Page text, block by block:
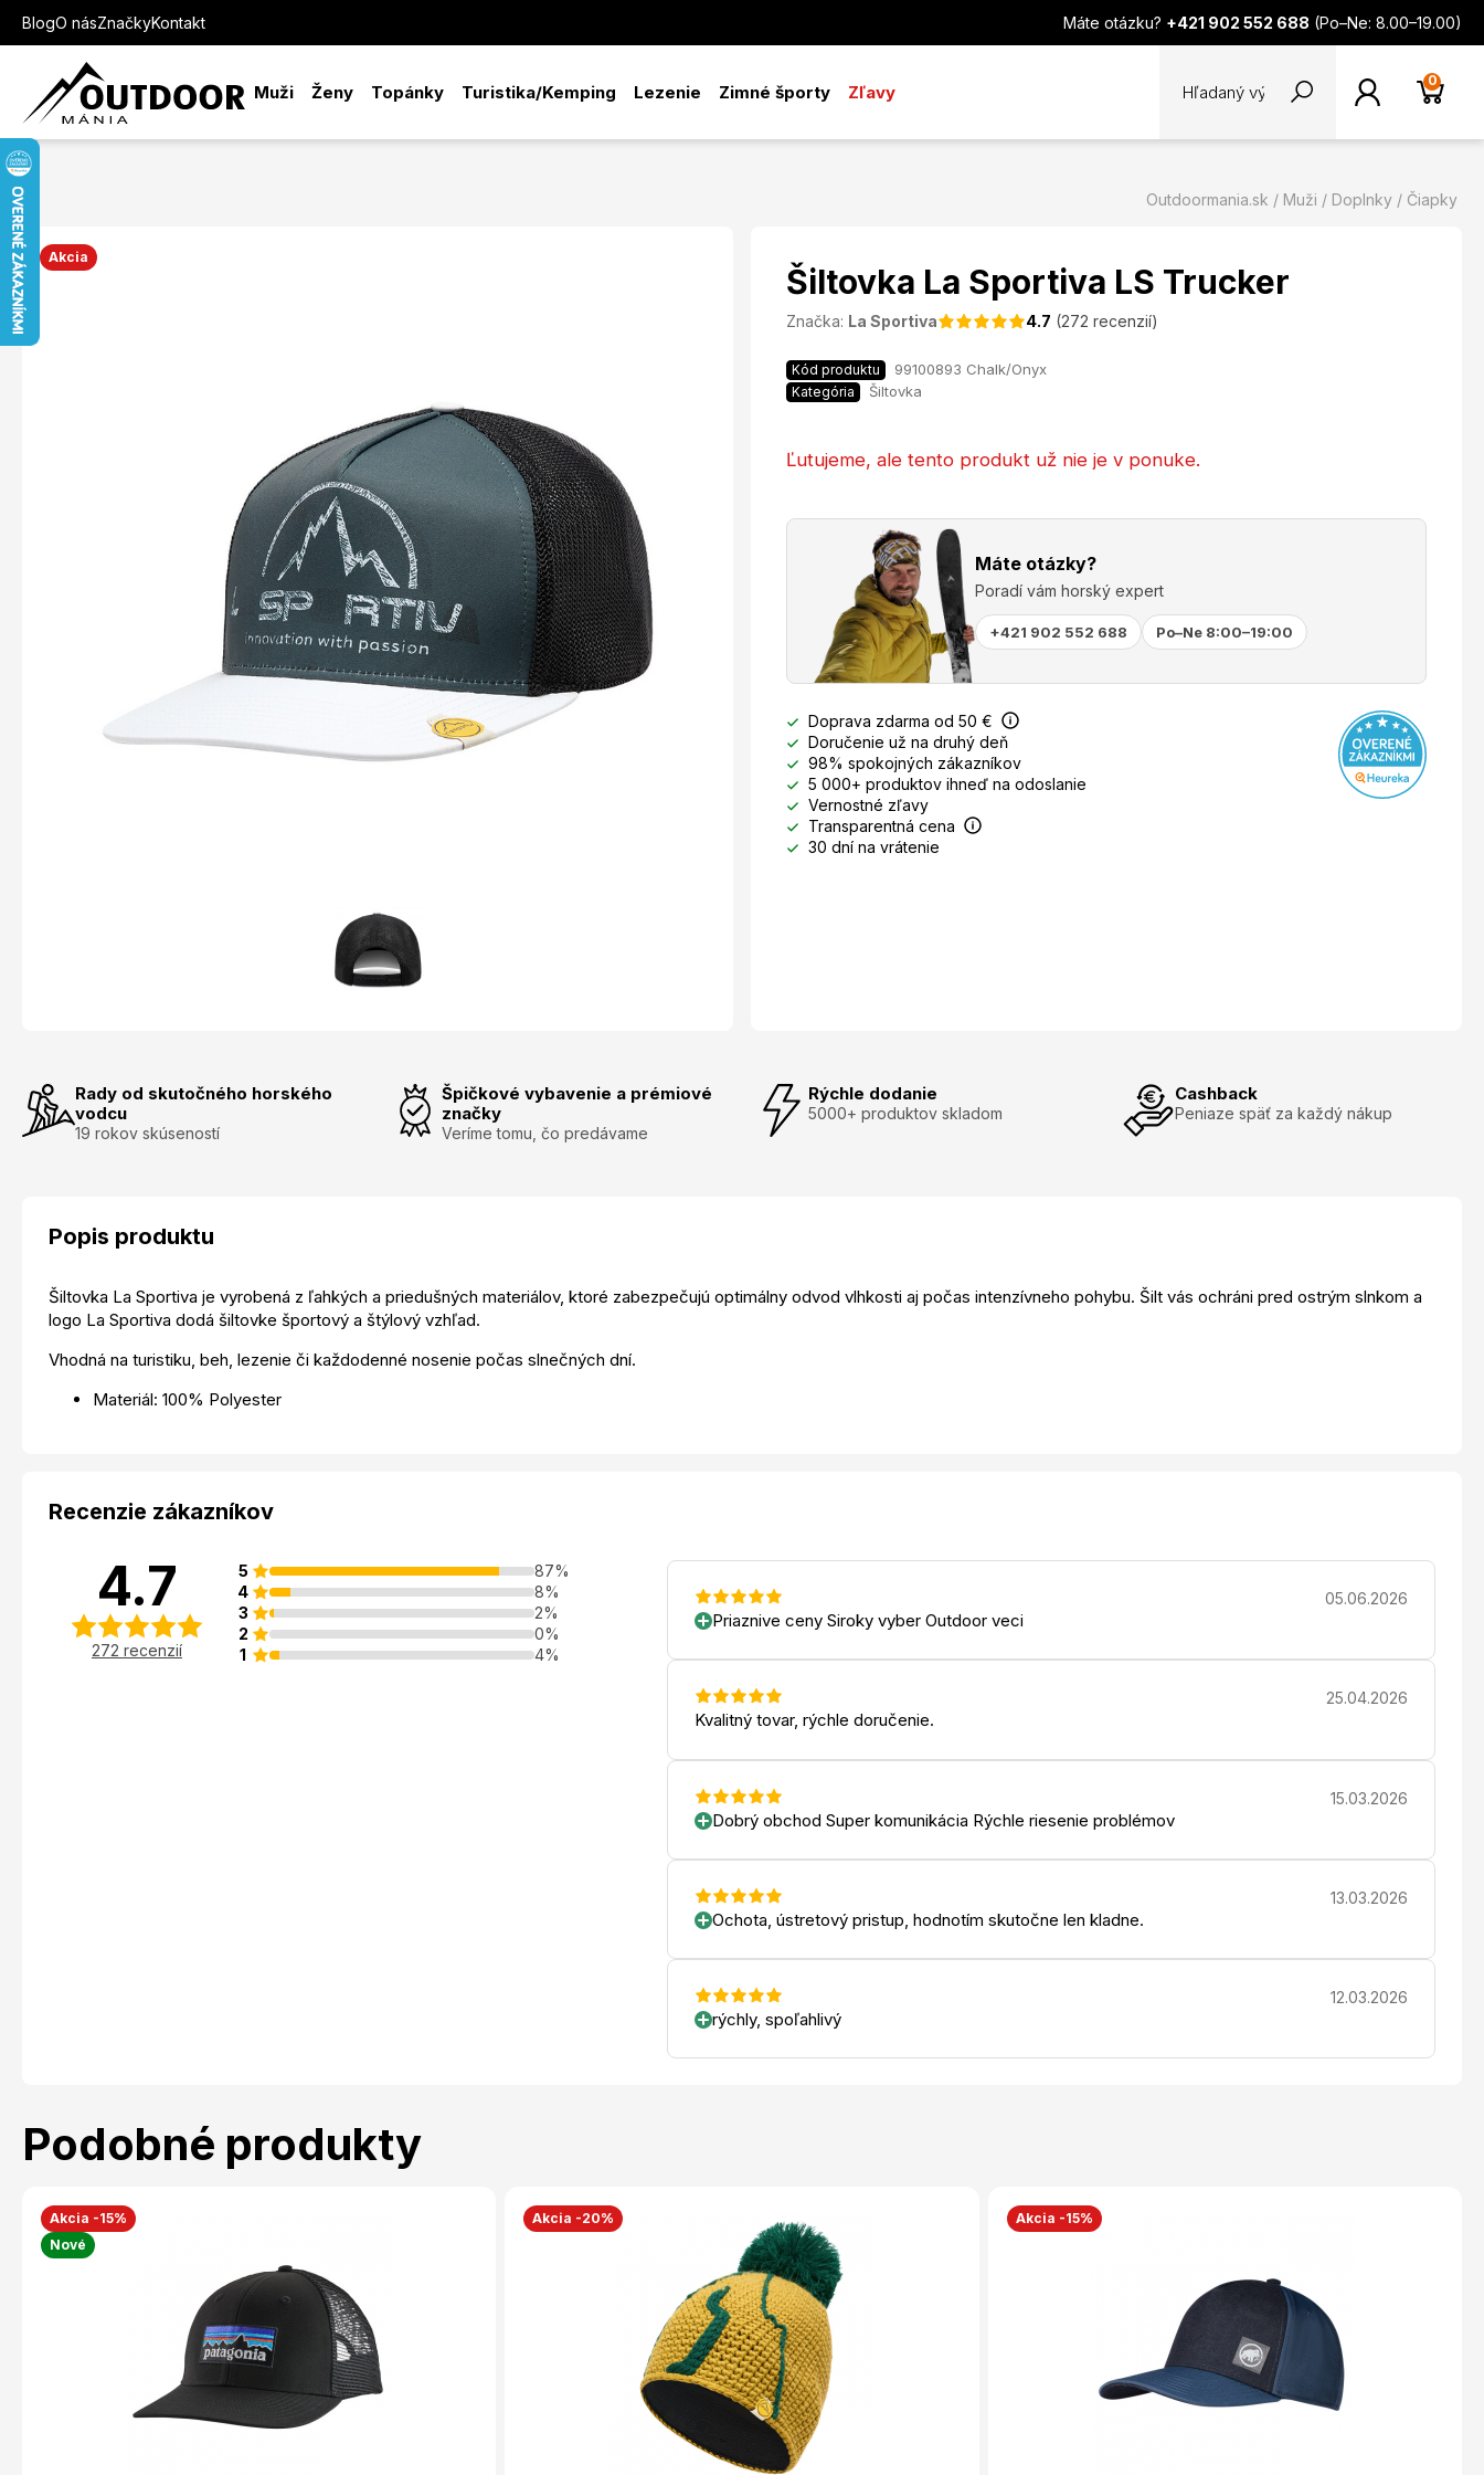
BlogO násZnačkyKontakt Máte otázku? +421 902 552 688 (Po–Ne: 8.00–19.00)
Muži Ženy Topánky Turistika/Kemping Lezenie Zimné športy Zľavy
0
Outdoormania.sk Muži Doplnky Čiapky
Akcia
Šiltovka La Sportiva LS Trucker
Značka: La Sportiva 4.7 (272 recenzií)
Kód produktu 99100893 Chalk/Onyx
Kategória Šiltovka
Ľutujeme, ale tento produkt už nie je v ponuke.
Máte otázky?
Poradí vám horský expert
+421 902 552 688 Po–Ne 8:00–19:00
Doprava zdarma od 50 €
Doručenie už na druhý deň
98% spokojných zákazníkov
5 000+ produktov ihneď na odoslanie
Vernostné zľavy
Transparentná cena
30 dní na vrátenie
Rady od skutočného horského
vodcu
19 rokov skúseností
Špičkové vybavenie a prémiové
značky
Veríme tomu, čo predávame
Rýchle dodanie
5000+ produktov skladom
Cashback
Peniaze späť za každý nákup
Popis produktu
Šiltovka La Sportiva je vyrobená z ľahkých a priedušných materiálov, ktoré zabezpečujú optimálny odvod vlhkosti aj počas intenzívneho pohybu. Šilt vás ochráni pred ostrým slnkom a
logo La Sportiva dodá šiltovke športový a štýlový vzhľad.
Vhodná na turistiku, beh, lezenie či každodenné nosenie počas slnečných dní.
Materiál: 100% Polyester
Recenzie zákazníkov
4.7
272 recenzií
5
87%
4
8%
3
2%
2
0%
1
4%
05.06.2026
Priaznive ceny Siroky vyber Outdoor veci
25.04.2026
Kvalitný tovar, rýchle doručenie.
15.03.2026
Dobrý obchod Super komunikácia Rýchle riesenie problémov
13.03.2026
Ochota, ústretový pristup, hodnotím skutočne len kladne.
12.03.2026
rýchly, spoľahlivý
Podobné produkty
Akcia -15%
Nové
Akcia -20% Akcia -15%